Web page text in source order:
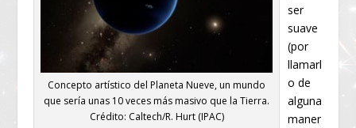
Concepto artístico del Planeta Nueve, un mundo
que sería unas 10 veces más masivo que la Tierra.
Crédito: Caltech/R. Hurt (IPAC)
ser
suave
(por
llamarl
o de
alguna
maner